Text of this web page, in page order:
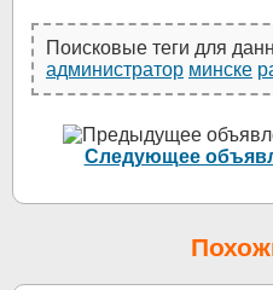
Поисковые теги для
администратор минске
Следующее